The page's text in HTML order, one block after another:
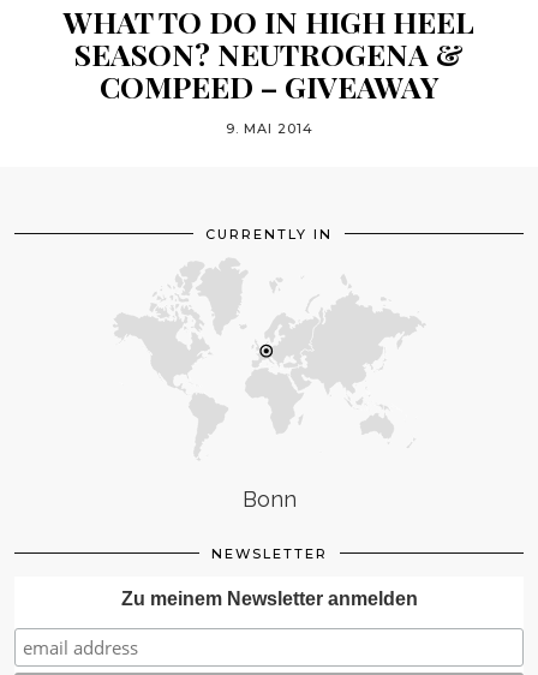
WHAT TO DO IN HIGH HEEL
SEASON? NEUTROGENA &
COMPEED – GIVEAWAY
9. MAI 2014
CURRENTLY IN
Bonn
NEWSLETTER
Zu meinem Newsletter anmelden